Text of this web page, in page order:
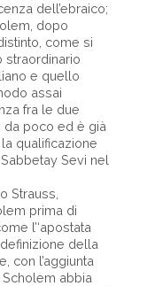
dell’ebraico;
dopo
come si
straordinario
e quello
assai
fra le due
da poco ed è già
qualificazione
Sevi nel
Strauss,
prima di
l’‘apostata
della
con l’aggiunta
Scholem abbia